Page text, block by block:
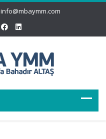
info@mbaymm.com